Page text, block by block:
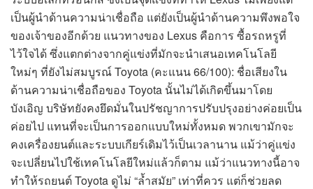
เป็นผู้นำด้านความน่าเชื่อถือ แต่ยังเป็นผู้นำด้านความพึงพอใจ
ของเจ้าของอีกด้วย แนวทางของ Lexus คือการ ซื้อรถหรูที่
ไว้ใจได้ ซึ่งแตกต่างจากคู่แข่งที่มักจะนำเสนอเทคโนโลยี
ใหม่ๆ ที่ยังไม่สมบูรณ์ Toyota (คะแนน 66/100): ชื่อเสียงใน
ด้านความน่าเชื่อถือของ Toyota นั้นไม่ได้เกิดขึ้นมาโดย
บังเอิญ บริษัทยังคงยึดมั่นในปรัชญาการปรับปรุงอย่างค่อยเป็น
ค่อยไป แทนที่จะเป็นการออกแบบใหม่ทั้งหมด พวกเขามักจะ
คงเครื่องยนต์และระบบเกียร์เดิมไว้เป็นเวลานาน แม้ว่าคู่แข่ง
จะเปลี่ยนไปใช้เทคโนโลยีใหม่แล้วก็ตาม แม้ว่าแนวทางนี้อาจ
ทำให้รถยนต์ Toyota ดูไม่ “ล้ำสมัย” เท่าที่ควร แต่ก็ช่วยลด